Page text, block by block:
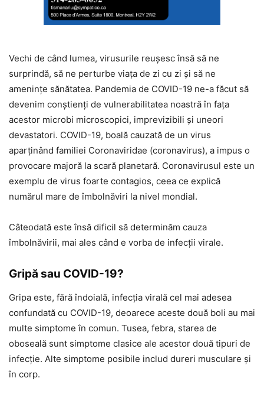
Vechi de când lumea, virusurile reușesc însă să ne
surprindă, să ne perturbe viața de zi cu zi și să ne
amenințe sănătatea. Pandemia de COVID-19 ne-a făcut să
devenim conștienți de vulnerabilitatea noastră în fața
acestor microbi microscopici, imprevizibili și uneori
devastatori. COVID-19, boală cauzată de un virus
aparținând familiei Coronaviridae (coronavirus), a impus o
provocare majoră la scară planetară. Coronavirusul este un
exemplu de virus foarte contagios, ceea ce explică
numărul mare de îmbolnăviri la nivel mondial.
Câteodată este însă dificil să determinăm cauza
îmbolnăvirii, mai ales când e vorba de infecții virale.
Gripă sau COVID-19?
Gripa este, fără îndoială, infecția virală cel mai adesea
confundată cu COVID-19, deoarece aceste două boli au mai
multe simptome în comun. Tusea, febra, starea de
oboseală sunt simptome clasice ale acestor două tipuri de
infecție. Alte simptome posibile includ dureri musculare și
în corp.